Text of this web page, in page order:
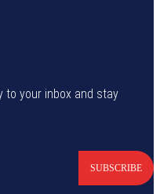
to your inbox and stay
SUBSCRIBE